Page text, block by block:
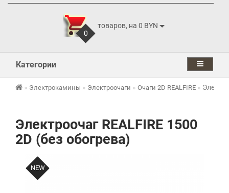
0
товаров, на 0 BYN
Категории
Электрокамины Электроочаги Очаги 2D REALFIRE
Электроочаг REALFIRE 1500
2D (без обогрева)
NEW